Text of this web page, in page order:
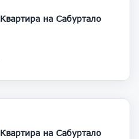
Продается 4 комнатная Квартира на Сабуртало
297 000
Продается 4 комнатная Квартира на Сабуртало